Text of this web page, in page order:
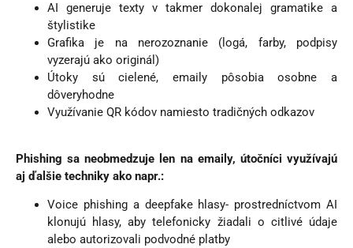
AI generuje texty v takmer dokonalej gramatike a
štylistike
Grafika je na nerozoznanie (logá, farby, podpisy
vyzerajú ako originál)
Útoky sú cielené, emaily pôsobia osobne a
dôveryhodne
Využívanie QR kódov namiesto tradičných odkazov
Phishing sa neobmedzuje len na emaily, útočníci využívajú
aj ďalšie techniky ako napr.:
Voice phishing a deepfake hlasy- prostredníctvom AI
klonujú hlasy, aby telefonicky žiadali o citlivé údaje
alebo autorizovali podvodné platby